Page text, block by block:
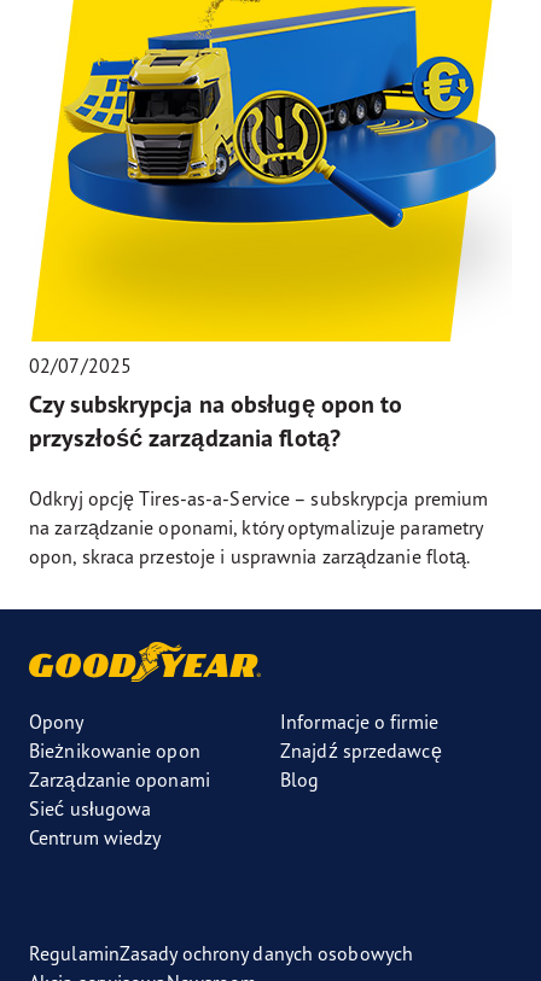
02/07/2025
Czy subskrypcja na obsługę opon to
przyszłość zarządzania flotą?
Odkryj opcję Tires-as-a-Service – subskrypcja premium
na zarządzanie oponami, który optymalizuje parametry
opon, skraca przestoje i usprawnia zarządzanie flotą.
Opony
Bieżnikowanie opon
Zarządzanie oponami
Sieć usługowa
Centrum wiedzy
Informacje o firmie
Znajdź sprzedawcę
Blog
RegulaminZasady ochrony danych osobowych